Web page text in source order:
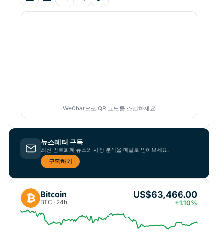
WeChat으로 QR 코드를 스캔하세요
뉴스레터 구독
최신 암호화폐 뉴스와 시장 분석을 메일로 받아보세요.
구독하기
₿ Bitcoin
BTC · 24h
US$63,466.00
+1.10%